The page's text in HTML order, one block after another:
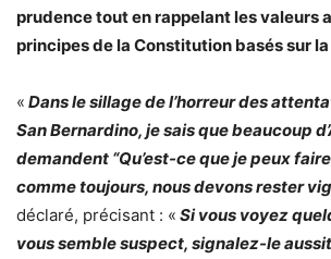
prudence tout en rappelant les valeurs
principes de la Constitution basés sur
« Dans le sillage de l’horreur des
San Bernardino, je sais que beaucoup
demandent “Qu’est-ce que je peux faire
comme toujours, nous devons rester
déclaré, précisant : « Si vous voyez
vous semble suspect, signalez-le